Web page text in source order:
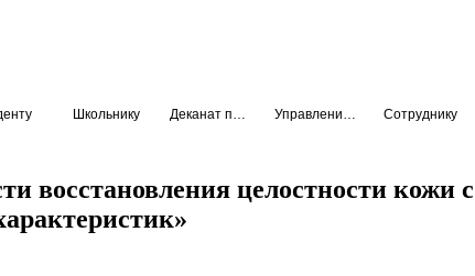
Школьнику Сотруднику
восстановления целостности кожи с